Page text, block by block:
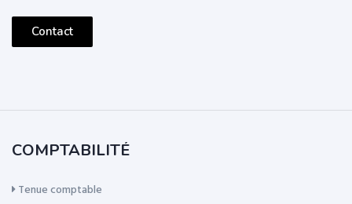
Contact
COMPTABILITÉ
Tenue comptable